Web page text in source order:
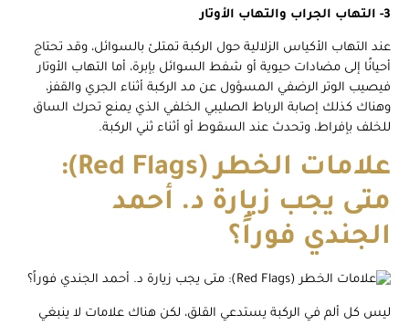
3- التهاب الجراب والتهاب الأوتار
عند التهاب الأكياس الزلالية حول الركبة تمتلئ بالسوائل، وقد تحتاج
أحيانًا إلى مضادات حيوية أو شفط السوائل بإبرة، أما التهاب الأوتار
فيصيب الوتر الرضفي المسؤول عن مد الركبة أثناء الجري والقفز،
وهناك كذلك إصابة الرباط الصليبي الخلفي الذي يمنع تحرك الساق
للخلف بإفراط، وتحدث عند السقوط أو أثناء ثني الركبة.
علامات الخطر (Red Flags):
متى يجب زيارة د. أحمد
الجندي فوراً؟
ليس كل ألم في الركبة يستدعي القلق، لكن هناك علامات لا ينبغي